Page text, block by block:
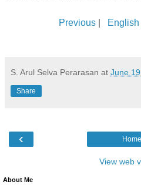
Previous English
S. Arul Selva Perarasan at June
Share
‹ Home
View web
About Me